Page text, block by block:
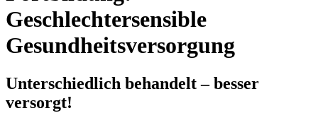
Geschlechtersensible
Gesundheitsversorgung
Unterschiedlich behandelt – besser
versorgt!